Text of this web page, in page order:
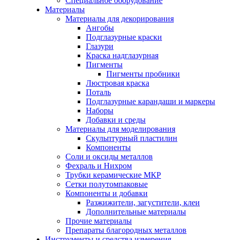
Материалы
Материалы для декорирования
Ангобы
Подглазурные краски
Глазури
Краска надглазурная
Пигменты
Пигменты пробники
Люстровая краска
Поталь
Подглазурные карандаши и маркеры
Наборы
Добавки и среды
Материалы для моделирования
Скульптурный пластилин
Компоненты
Соли и оксиды металлов
Фехраль и Нихром
Трубки керамические МКР
Сетки полутомпаковые
Компоненты и добавки
Разжижители, загустители, клеи
Дополнительные материалы
Прочие материалы
Препараты благородных металлов